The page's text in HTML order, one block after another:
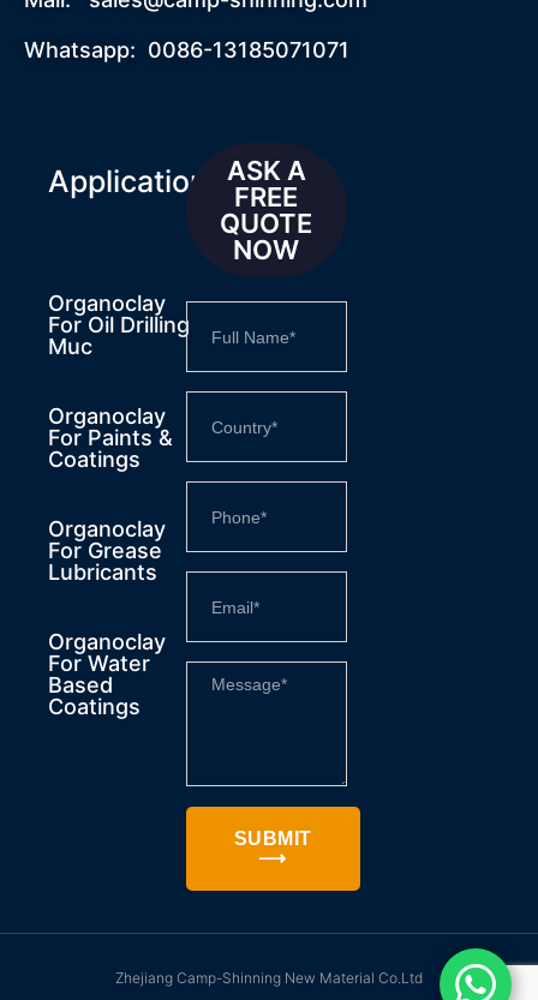
Whatsapp: 0086-13185071071
Applications
Organoclay
For Oil Drilling
Muc
Organoclay
For Paints &
Coatings
Organoclay
For Grease
Lubricants
Organoclay
For Water
Based
Coatings
ASK A
FREE
QUOTE
NOW
SUBMIT
⟶
Zhejiang Camp-Shinning New Material Co.Ltd